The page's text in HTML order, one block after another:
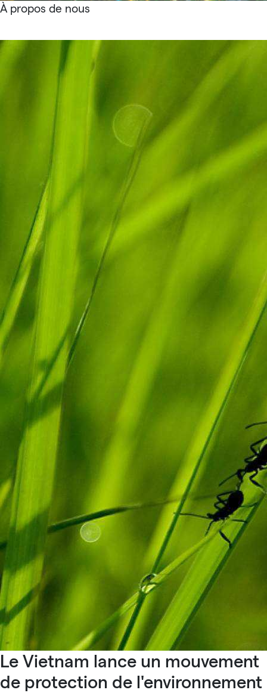
À propos de nous
Le Vietnam lance un mouvement
de protection de l'environnement